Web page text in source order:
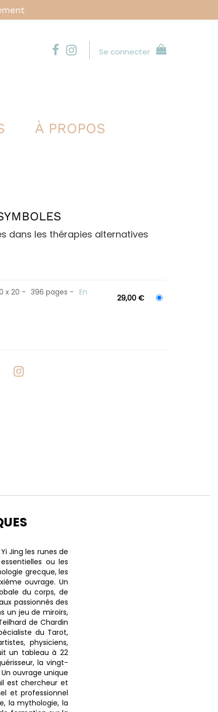
Se connecter
À PROPOS
dans les thérapies alternatives
x 20 396 pages
En
29,00 €
Jing les runes de
ou les
grecque, les
ouvrage. Un
du corps, de
passionnés des
un jeu de miroirs,
de Chardin
du Tarot,
physiciens,
un tableau à 22
la vingt-
ouvrage unique
est chercheur et
et professionnel
la mythologie, la